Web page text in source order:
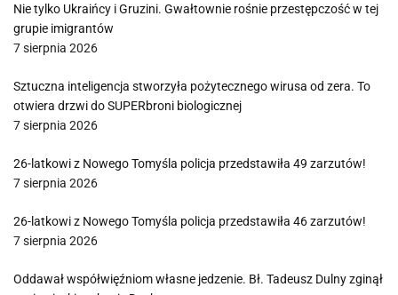
Nie tylko Ukraińcy i Gruzini. Gwałtownie rośnie przestępczość w tej
grupie imigrantów
7 sierpnia 2026
Sztuczna inteligencja stworzyła pożytecznego wirusa od zera. To
otwiera drzwi do SUPERbroni biologicznej
7 sierpnia 2026
26-latkowi z Nowego Tomyśla policja przedstawiła 49 zarzutów!
7 sierpnia 2026
26-latkowi z Nowego Tomyśla policja przedstawiła 46 zarzutów!
7 sierpnia 2026
Oddawał współwięźniom własne jedzenie. Bł. Tadeusz Dulny zginął